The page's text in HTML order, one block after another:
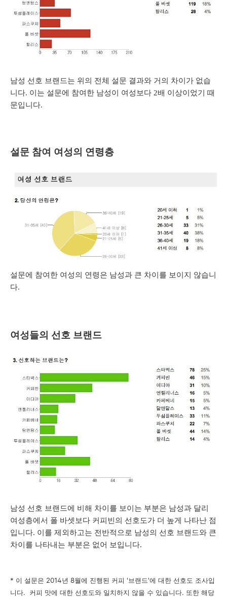
남성 선호 브랜드는 위의 전체 설문 결과와 거의 차이가 없습
니다. 이는 설문에 참여한 남성이 여성보다 2배 이상이었기 때
문입니다.
설문 참여 여 성의 연령층
설문에 참여한 여성의 연령은 남성과 큰 차이를 보이지 않습니
다.
여성들의 선호 브랜드
남성 선호 브랜드에 비해 차이를 보이는 부분은 남성과 달리
여성층에서 폴 바셋보다 커피빈의 선호도가 더 높게 나타난 점
입니다. 이를 제외하고는 전반적으로 남성의 선호 브랜드와 큰
차이를 나타내는 부분은 없어 보입니다.
* 이 설문은 2014년 8월에 진행된 커피 '브랜드'에 대한 선호도 조사입
니다. 커피 맛에 대한 선호도와 일치하지 않을 수 있습니다. 또한 해당